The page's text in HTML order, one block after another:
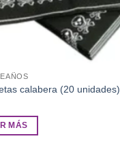
calabera (20 unidades)
MÁS